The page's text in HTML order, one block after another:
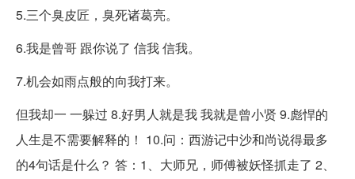
5.三个臭皮匠，臭死诸葛亮。
6.我是曾哥 跟你说了 信我 信我。
7.机会如雨点般的向我打来。
但我却一 一躲过 8.好男人就是我 我就是曾小贤 9.彪悍的
人生是不需要解释的！ 10.问：西游记中沙和尚说得最多
的4句话是什么？ 答：1、大师兄，师傅被妖怪抓走了 2、